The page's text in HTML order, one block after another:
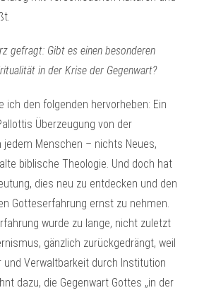
gefragt: Gibt es einen besonderen
in der Krise der Gegenwart?
ich den folgenden hervorheben: Ein
Überzeugung von der
jedem Menschen – nichts Neues,
biblische Theologie. Und doch hat
dies neu zu entdecken und den
Gotteserfahrung ernst zu nehmen.
wurde zu lange, nicht zuletzt
gänzlich zurückgedrängt, weil
Verwaltbarkeit durch Institution
dazu, die Gegenwart Gottes „in der